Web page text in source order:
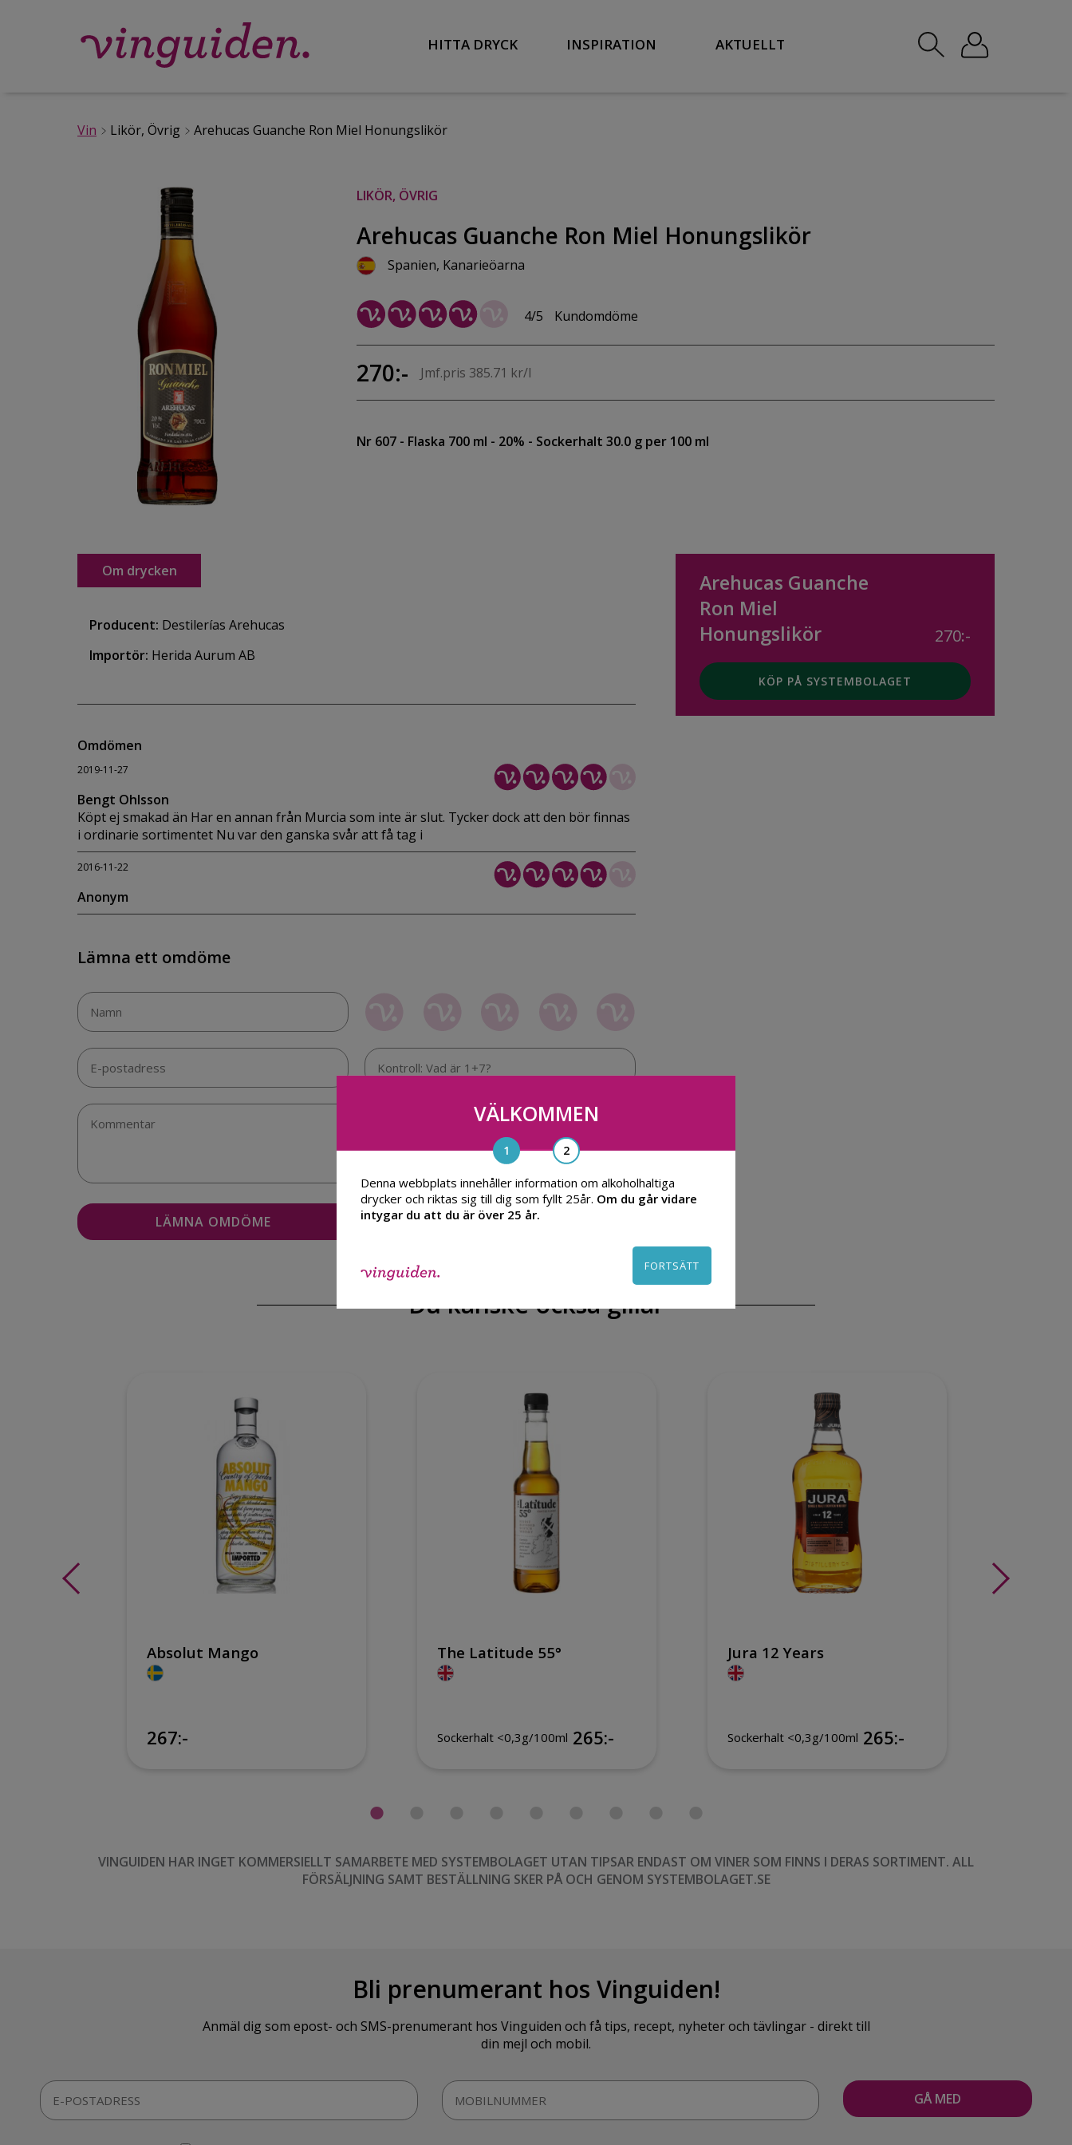
HITTA DRYCK INSPIRATION AKTUELLT
Vin Likör, Övrig Arehucas Guanche Ron Miel Honungslikör
LIKÖR, ÖVRIG
Arehucas Guanche Ron Miel Honungslikör
Spanien, Kanarieöarna
4/5 Kundomdöme
270:- Jmf.pris 385.71 kr/l
Nr 607 - Flaska 700 ml - 20% - Sockerhalt 30.0 g per 100 ml
Arehucas Guanche
Ron Miel
Honungslikör
270:-
KÖP PÅ SYSTEMBOLAGET
Om drycken
Producent: Destilerías Arehucas
Importör: Herida Aurum AB
Omdömen
2019-11-27
Bengt Ohlsson
Köpt ej smakad än Har en annan från Murcia som inte är slut. Tycker dock att den bör finnas
i ordinarie sortimentet Nu var den ganska svår att få tag i
2016-11-22
Anonym
Lämna ett omdöme
Du kanske också gillar
Absolut Mango
267:-
The Latitude 55°
Sockerhalt <0,3g/100ml 265:-
Jura 12 Years
Sockerhalt <0,3g/100ml 265:-
VINGUIDEN HAR INGET KOMMERSIELLT SAMARBETE MED SYSTEMBOLAGET UTAN TIPSAR ENDAST OM VINER SOM FINNS I DERAS SORTIMENT. ALL
FÖRSÄLJNING SAMT BESTÄLLNING SKER PÅ OCH GENOM SYSTEMBOLAGET.SE
Bli prenumerant hos Vinguiden!
Anmäl dig som epost- och SMS-prenumerant hos Vinguiden och få tips, recept, nyheter och tävlingar - direkt till
din mejl och mobil.
VÄLKOMMEN
Denna webbplats innehåller information om alkoholhaltiga
drycker och riktas sig till dig som fyllt 25år. Om du går vidare
intygar du att du är över 25 år.
FORTSÄTT